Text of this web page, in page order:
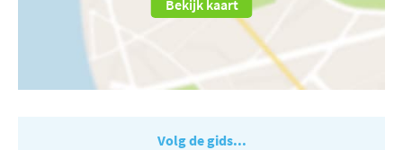
Bekijk kaart
Volg de gids...